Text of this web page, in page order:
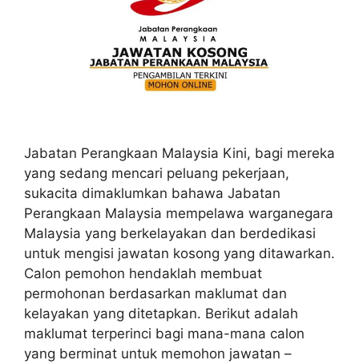
Jabatan Perangkaan Malaysia Kini, bagi mereka
yang sedang mencari peluang pekerjaan,
sukacita dimaklumkan bahawa Jabatan
Perangkaan Malaysia mempelawa warganegara
Malaysia yang berkelayakan dan berdedikasi
untuk mengisi jawatan kosong yang ditawarkan.
Calon pemohon hendaklah membuat
permohonan berdasarkan maklumat dan
kelayakan yang ditetapkan. Berikut adalah
maklumat terperinci bagi mana-mana calon
yang berminat untuk memohon jawatan –